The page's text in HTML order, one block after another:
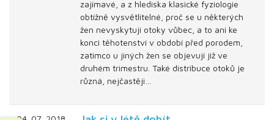
zajímavé, a z hlediska klasické fyziologie
obtížně vysvětlitelné, proč se u některých
žen nevyskytují otoky vůbec, a to ani ke
konci těhotenství v období před porodem,
zatímco u jiných žen se objevují již ve
druhém trimestru. Také distribuce otoků je
různá, nejčastěji…